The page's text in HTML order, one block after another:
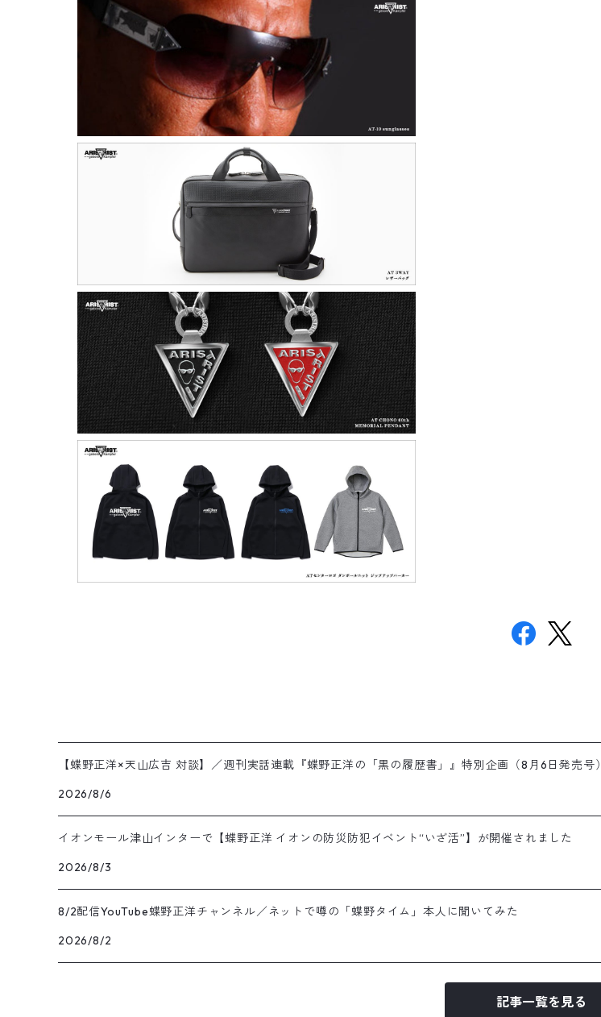
【蝶野正洋×天山広吉 対談】／週刊実話連載『蝶野正洋の「黒の履歴書」』特別企画（8月6日発売号）
2026/8/6
イオンモール津山インターで【蝶野正洋 イオンの防災防犯イベント“いざ活”】が開催されました
2026/8/3
8/2配信YouTube蝶野正洋チャンネル／ネットで噂の「蝶野タイム」本人に聞いてみた
2026/8/2
記事一覧を見る